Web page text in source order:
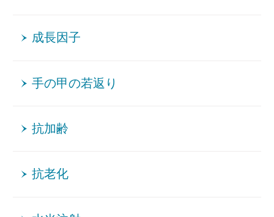
成長因子
手の甲の若返り
抗加齢
抗老化